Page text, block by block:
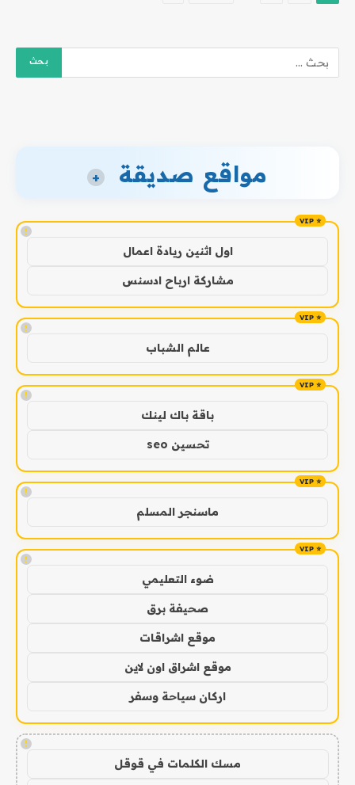
مواقع صديقة +
!
اول اثنين ريادة اعمال
مشاركة ارباح ادسنس
!
عالم الشباب
!
باقة باك لينك
تحسين seo
!
ماسنجر المسلم
!
ضوء التعليمي
صحيفة برق
موقع اشراقات
موقع اشراق اون لاين
اركان سياحة وسفر
!
مسك الكلمات في قوقل